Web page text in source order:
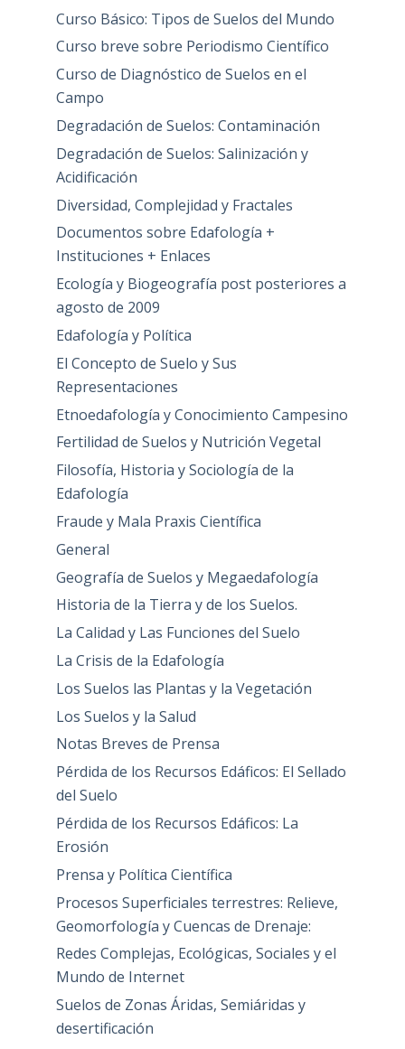
Curso Básico: Tipos de Suelos del Mundo
Curso breve sobre Periodismo Científico
Curso de Diagnóstico de Suelos en el
Campo
Degradación de Suelos: Contaminación
Degradación de Suelos: Salinización y
Acidificación
Diversidad, Complejidad y Fractales
Documentos sobre Edafología +
Instituciones + Enlaces
Ecología y Biogeografía post posteriores a
agosto de 2009
Edafología y Política
El Concepto de Suelo y Sus
Representaciones
Etnoedafología y Conocimiento Campesino
Fertilidad de Suelos y Nutrición Vegetal
Filosofía, Historia y Sociología de la
Edafología
Fraude y Mala Praxis Científica
General
Geografía de Suelos y Megaedafología
Historia de la Tierra y de los Suelos.
La Calidad y Las Funciones del Suelo
La Crisis de la Edafología
Los Suelos las Plantas y la Vegetación
Los Suelos y la Salud
Notas Breves de Prensa
Pérdida de los Recursos Edáficos: El Sellado
del Suelo
Pérdida de los Recursos Edáficos: La
Erosión
Prensa y Política Científica
Procesos Superficiales terrestres: Relieve,
Geomorfología y Cuencas de Drenaje:
Redes Complejas, Ecológicas, Sociales y el
Mundo de Internet
Suelos de Zonas Áridas, Semiáridas y
desertificación